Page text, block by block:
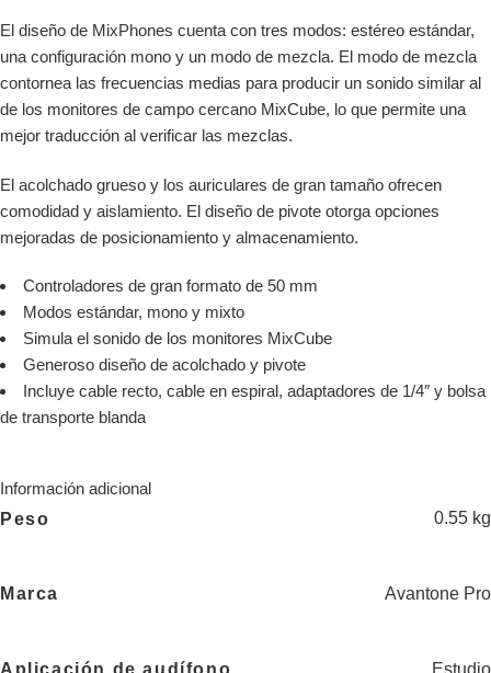
El diseño de MixPhones cuenta con tres modos: estéreo estándar,
una configuración mono y un modo de mezcla. El modo de mezcla
contornea las frecuencias medias para producir un sonido similar al
de los monitores de campo cercano MixCube, lo que permite una
mejor traducción al verificar las mezclas.
El acolchado grueso y los auriculares de gran tamaño ofrecen
comodidad y aislamiento. El diseño de pivote otorga opciones
mejoradas de posicionamiento y almacenamiento.
Controladores de gran formato de 50 mm
Modos estándar, mono y mixto
Simula el sonido de los monitores MixCube
Generoso diseño de acolchado y pivote
Incluye cable recto, cable en espiral, adaptadores de 1/4″ y bolsa
de transporte blanda
Información adicional
Peso 0.55 kg
Marca Avantone Pro
Aplicación de audífono Estudio